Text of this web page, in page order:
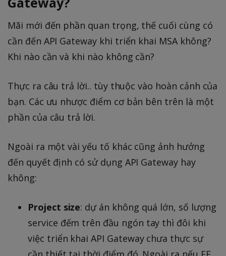
Mãi mới đến phần quan trọng, thế cuối cùng có
cần đến API Gateway khi triển khai MSA không?
Khi nào cần và khi nào không cần?
Thực ra câu trả lời.. tùy thuộc vào hoàn cảnh của
bạn. Các ưu nhược điểm cơ bản bên trên là một
phần của câu trả lời.
Ngoài ra một vài yếu tố khác cũng ảnh hưởng
đến quyết định có sử dụng API Gateway hay
không:
Project size: dự án không quá lớn, số lượng
service đếm trên đầu ngón tay thì đôi khi
việc triển khai API Gateway chưa thực sự